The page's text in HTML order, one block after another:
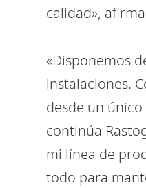
calidad»,
«Disponemos
instalaciones.
desde un
continúa
mi línea de
todo para